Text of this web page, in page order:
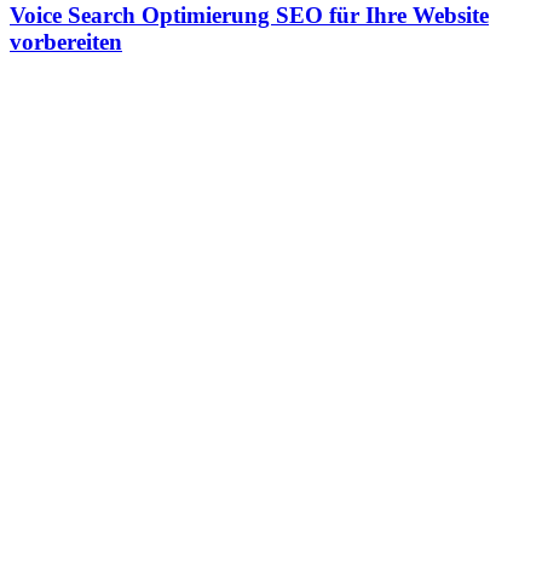
Voice Search Optimierung SEO für Ihre Website
vorbereiten